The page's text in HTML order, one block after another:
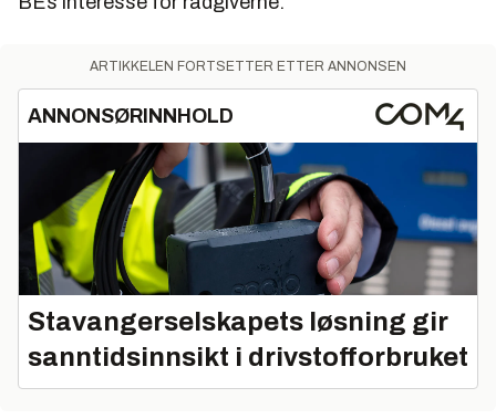
ARTIKKELEN FORTSETTER ETTER ANNONSEN
ANNONSØRINNHOLD
Stavangerselskapets løsning gir
sanntidsinnsikt i drivstofforbruket